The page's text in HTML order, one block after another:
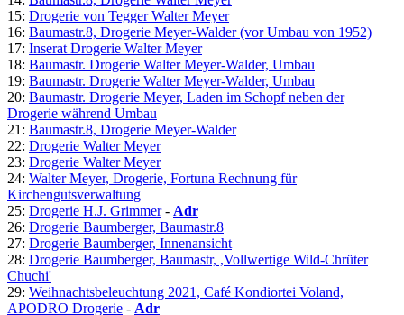
15: Drogerie von Tegger Walter Meyer
16: Baumastr.8, Drogerie Meyer-Walder (vor Umbau von 1952)
17: Inserat Drogerie Walter Meyer
18: Baumastr. Drogerie Walter Meyer-Walder, Umbau
19: Baumastr. Drogerie Walter Meyer-Walder, Umbau
20: Baumastr. Drogerie Meyer, Laden im Schopf neben der
Drogerie während Umbau
21: Baumastr.8, Drogerie Meyer-Walder
22: Drogerie Walter Meyer
23: Drogerie Walter Meyer
24: Walter Meyer, Drogerie, Fortuna Rechnung für
Kirchengutsverwaltung
25: Drogerie H.J. Grimmer- Adr
26: Drogerie Baumberger, Baumastr.8
27: Drogerie Baumberger, Innenansicht
28: Drogerie Baumberger, Baumastr, ,Vollwertige Wild-Chrüter
Chuchi'
29: Weihnachtsbeleuchtung 2021, Café Kondiortei Voland,
APODRO Drogerie - Adr